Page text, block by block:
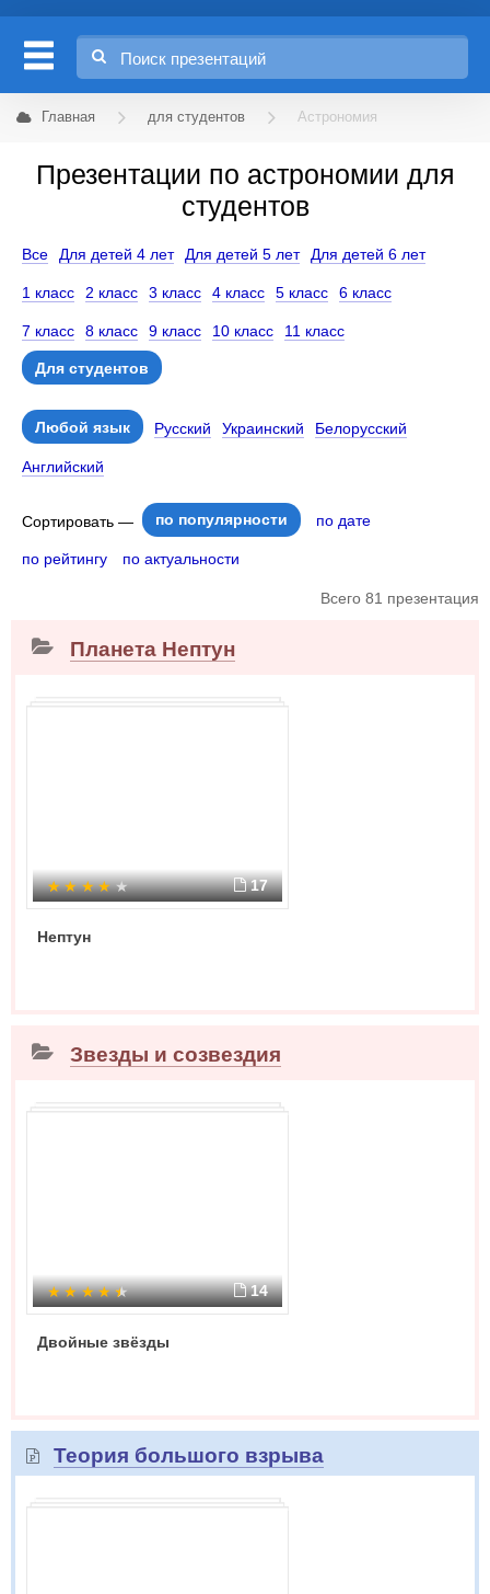
Главная для студентов Астрономия
Презентации по астрономии для
студентов
Все Для детей 4 лет Для детей 5 лет Для детей 6 лет
1 класс 2 класс 3 класс 4 класс 5 класс 6 класс
7 класс 8 класс 9 класс 10 класс 11 класс
Для студентов
Любой язык Русский Украинский Белорусский
Английский
Сортировать — по популярности по дате
по рейтингу по актуальности
Всего 81 презентация
Планета Нептун
17
Нептун
Звезды и созвездия
14
Двойные звёзды
Теория большого взрыва